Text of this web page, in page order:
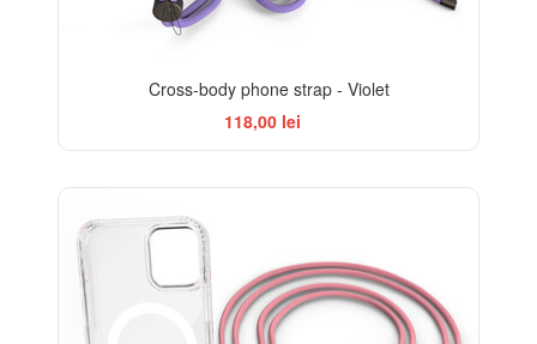
Cross-body phone strap - Violet
118,00 lei